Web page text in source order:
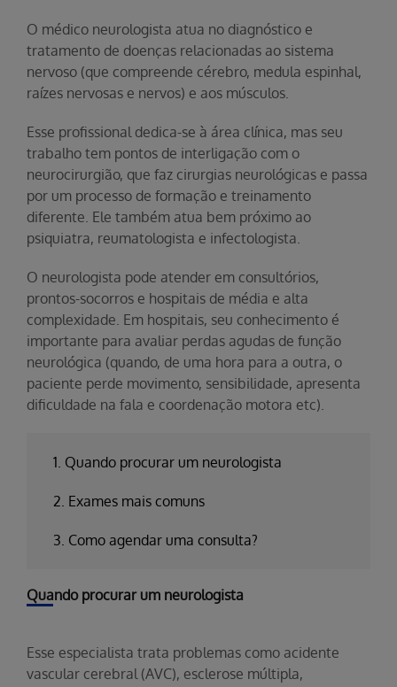
O médico neurologista atua no diagnóstico e
tratamento de doenças relacionadas ao sistema
nervoso (que compreende cérebro, medula espinhal,
raízes nervosas e nervos) e aos músculos.
Esse profissional dedica-se à área clínica, mas seu
trabalho tem pontos de interligação com o
neurocirurgião, que faz cirurgias neurológicas e passa
por um processo de formação e treinamento
diferente. Ele também atua bem próximo ao
psiquiatra, reumatologista e infectologista.
O neurologista pode atender em consultórios,
prontos-socorros e hospitais de média e alta
complexidade. Em hospitais, seu conhecimento é
importante para avaliar perdas agudas de função
neurológica (quando, de uma hora para a outra, o
paciente perde movimento, sensibilidade, apresenta
dificuldade na fala e coordenação motora etc).
1. Quando procurar um neurologista
2. Exames mais comuns
3. Como agendar uma consulta?
Quando procurar um neurologista
Esse especialista trata problemas como acidente
vascular cerebral (AVC), esclerose múltipla,